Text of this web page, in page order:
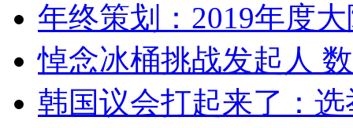
年终策划：2019年度
悼念冰桶挑战发起人
韩国议会打起来了：